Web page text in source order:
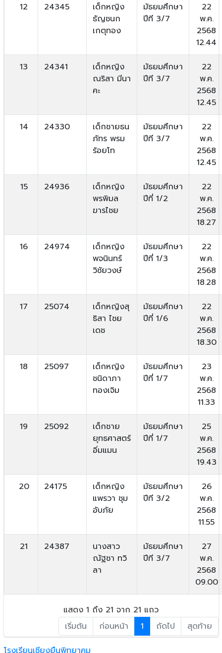
12 24345
เด็กหญิง
ธัญชนก
เกตุทอง
มัธยมศึกษา
ปีที 3/7
22
พ.ค.
2568
12.44
13 24341
เด็กหญิง
ณริสา มีนา
คะ
มัธยมศึกษา
ปีที 3/7
22
พ.ค.
2568
12.45
14 24330
เด็กชายธน
ภัทร พรม
ร้อยโท
มัธยมศึกษา
ปีที 3/7
22
พ.ค.
2568
12.45
15 24936
เด็กหญิง
พรพิมล
ฆารไชย
มัธยมศึกษา
ปีที่ 1/2
22
พ.ค.
2568
18.27
16 24974
เด็กหญิง
พจนินทร์
วิชัยวงษ์
มัธยมศึกษา
ปีที่ 1/3
22
พ.ค.
2568
18.28
17 25074
เด็กหญิงสุ
ธิสา ไชย
เดช
มัธยมศึกษา
ปีที่ 1/6
22
พ.ค.
2568
18.30
18 25097
เด็กหญิง
ชนิดาภา
ทองเจิม
มัธยมศึกษา
ปีที่ 1/7
23
พ.ค.
2568
11.33
19 25092
เด็กชาย
ยุทธศาสตร์
อิ่มแมน
มัธยมศึกษา
ปีที่ 1/7
25
พ.ค.
2568
19.43
20 24175
เด็กหญิง
แพรวา ชุม
อับภัย
มัธยมศึกษา
ปีที 3/2
26
พ.ค.
2568
11.55
21 24387
นางสาว
ณัฐชา ทวิ
ลา
มัธยมศึกษา
ปีที 3/7
27
พ.ค.
2568
09.00
แสดง 1 ถึง 21 จาก 21 แถว
เริ่มต้น
ก่อนหน้า 1 ถัดไป สุดท้าย
โรงเรียนเชียงยืนพิทยาคม